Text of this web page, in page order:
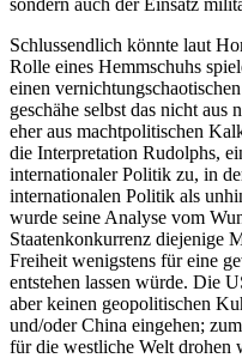
Schlussendlich könnte laut
Rolle eines Hemmschuhs
einen
geschähe selbst das nicht aus
eher aus machtpolitischen
die Interpretation Rudolphs,
internationaler Politik zu, in
internationalen Politik als
wurde seine Analyse vom
Staatenkonkurrenz diejenige
Freiheit wenigstens für eine
entstehen lassen würde. Die
aber keinen geopolitischen
und/oder China eingehen;
für die westliche Welt drohen